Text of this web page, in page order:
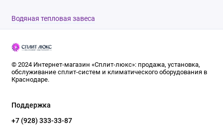
Водяная тепловая завеса
© 2024 Интернет-магазин «Сплит-люкс»: продажа, установка,
обслуживание сплит-систем и климатического оборудования в
Краснодаре.
Поддержка
+7 (928) 333-33-87